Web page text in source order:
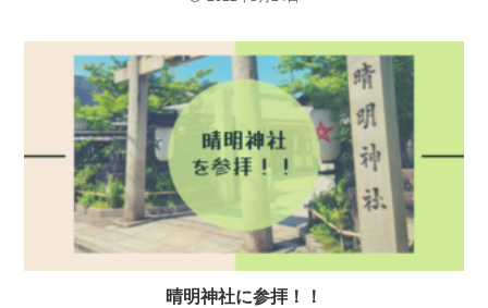
晴明神社に参拝！！